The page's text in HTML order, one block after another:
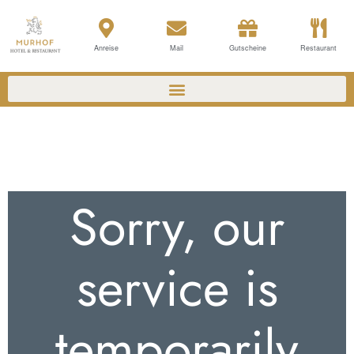
Anreise Mail Gutscheine Restaurant
Sorry, our
service is